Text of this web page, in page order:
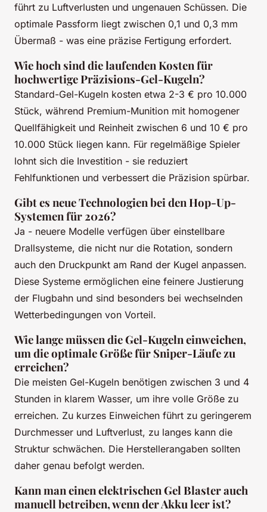
führt zu Luftverlusten und ungenauen Schüssen. Die
optimale Passform liegt zwischen 0,1 und 0,3 mm
Übermaß - was eine präzise Fertigung erfordert.
Wie hoch sind die laufenden Kosten für
hochwertige Präzisions-Gel-Kugeln?
Standard-Gel-Kugeln kosten etwa 2-3 € pro 10.000
Stück, während Premium-Munition mit homogener
Quellfähigkeit und Reinheit zwischen 6 und 10 € pro
10.000 Stück liegen kann. Für regelmäßige Spieler
lohnt sich die Investition - sie reduziert
Fehlfunktionen und verbessert die Präzision spürbar.
Gibt es neue Technologien bei den Hop-Up-
Systemen für 2026?
Ja - neuere Modelle verfügen über einstellbare
Drallsysteme, die nicht nur die Rotation, sondern
auch den Druckpunkt am Rand der Kugel anpassen.
Diese Systeme ermöglichen eine feinere Justierung
der Flugbahn und sind besonders bei wechselnden
Wetterbedingungen von Vorteil.
Wie lange müssen die Gel-Kugeln einweichen,
um die optimale Größe für Sniper-Läufe zu
erreichen?
Die meisten Gel-Kugeln benötigen zwischen 3 und 4
Stunden in klarem Wasser, um ihre volle Größe zu
erreichen. Zu kurzes Einweichen führt zu geringerem
Durchmesser und Luftverlust, zu langes kann die
Struktur schwächen. Die Herstellerangaben sollten
daher genau befolgt werden.
Kann man einen elektrischen Gel Blaster auch
manuell betreiben, wenn der Akku leer ist?